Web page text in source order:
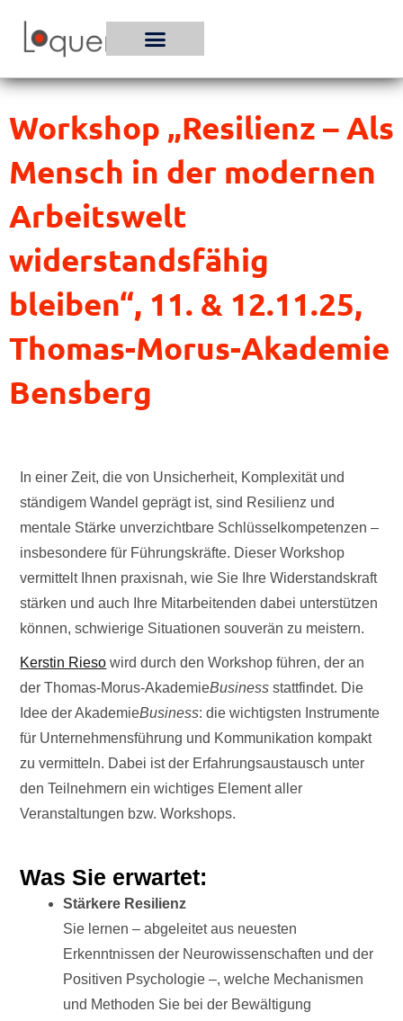
Inhalt
Workshop „Resilienz – Als
Mensch in der modernen
Arbeitswelt
widerstandsfähig
bleiben“, 11. & 12.11.25,
Thomas-Morus-Akademie
Bensberg
In einer Zeit, die von Unsicherheit, Komplexität und
ständigem Wandel geprägt ist, sind Resilienz und
mentale Stärke unverzichtbare Schlüsselkompetenzen –
insbesondere für Führungskräfte. Dieser Workshop
vermittelt Ihnen praxisnah, wie Sie Ihre Widerstandskraft
stärken und auch Ihre Mitarbeitenden dabei unterstützen
können, schwierige Situationen souverän zu meistern.
Kerstin Rieso wird durch den Workshop führen, der an
der Thomas-Morus-AkademieBusiness stattfindet. Die
Idee der AkademieBusiness: die wichtigsten Instrumente
für Unternehmensführung und Kommunikation kompakt
zu vermitteln. Dabei ist der Erfahrungsaustausch unter
den Teilnehmern ein wichtiges Element aller
Veranstaltungen bzw. Workshops.
Was Sie erwartet:
Stärkere Resilienz
Sie lernen – abgeleitet aus neuesten
Erkenntnissen der Neurowissenschaften und der
Positiven Psychologie –, welche Mechanismen
und Methoden Sie bei der Bewältigung